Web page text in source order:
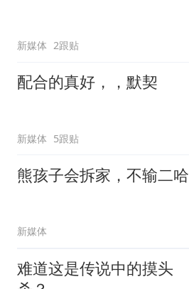
新媒体 2跟贴
配合的真好，，默契
新媒体 5跟贴
熊孩子会拆家，不输二哈
新媒体
难道这是传说中的摸头